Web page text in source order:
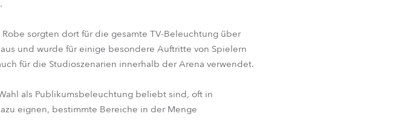
sorgten dort für die gesamte TV-Beleuchtung über
und wurde für einige besondere Auftritte von Spielern
für die Studioszenarien innerhalb der Arena verwendet.
als Publikumsbeleuchtung beliebt sind, oft in
eignen, bestimmte Bereiche in der Menge